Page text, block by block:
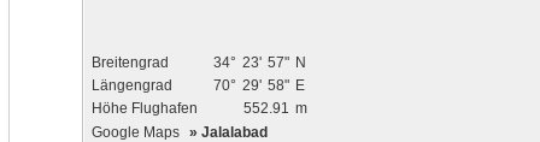
Breitengrad 34° 23' 57" N
Längengrad
70° 29' 58" E
Höhe Flughafen
552.91 m
Google Maps » Jalalabad